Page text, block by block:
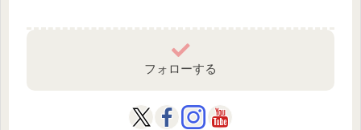
フォローする